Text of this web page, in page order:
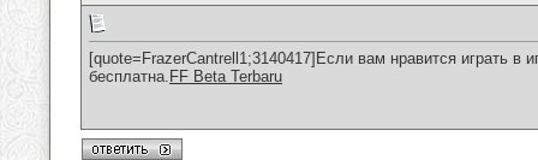
[quote=FrazerCantrell1;3140417]Если вам нравится играть в
бесплатна. FF Beta Terbaru